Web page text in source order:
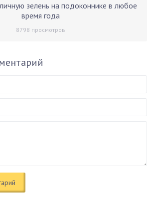
зелень на подоконнике в любое
время года
8798 просмотров